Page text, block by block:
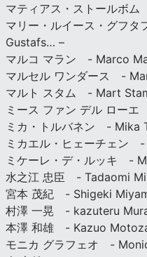
マティアス・ストールボ
マリー・ルイース・グフ
Gustafs… –
マルコ マラン - Marco
マルセル ワンダース -
マルト スタム - Mart
ミース ファン デル ロー
ミカ・トルバネン - Mika
ミカエル・ヒェーチェン
ミケーレ・デ・ルッキ -
水之江 忠臣 - Tadaomi
宮本 茂紀 - Shigeki
村澤 一晃 - kazuteru
本澤 和雄 - Kazuo
モニカ グラフェオ -